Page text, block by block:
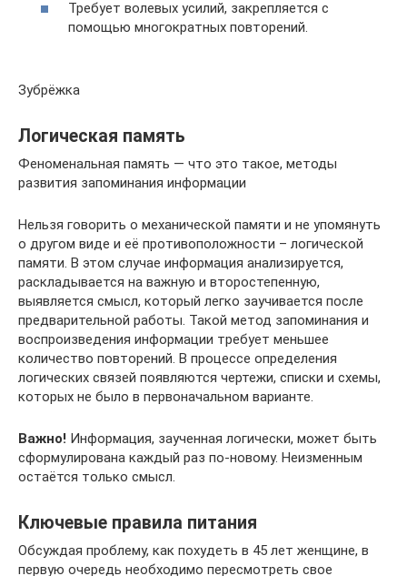
Требует волевых усилий, закрепляется с
помощью многократных повторений.
Зубрёжка
Логическая память
Феноменальная память — что это такое, методы
развития запоминания информации
Нельзя говорить о механической памяти и не упомянуть
о другом виде и её противоположности – логической
памяти. В этом случае информация анализируется,
раскладывается на важную и второстепенную,
выявляется смысл, который легко заучивается после
предварительной работы. Такой метод запоминания и
воспроизведения информации требует меньшее
количество повторений. В процессе определения
логических связей появляются чертежи, списки и схемы,
которых не было в первоначальном варианте.
Важно! Информация, заученная логически, может быть
сформулирована каждый раз по-новому. Неизменным
остаётся только смысл.
Ключевые правила питания
Обсуждая проблему, как похудеть в 45 лет женщине, в
первую очередь необходимо пересмотреть свое